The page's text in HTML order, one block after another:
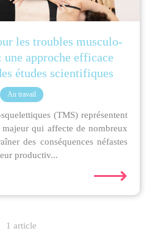
les troubles musculo-
une approche efficace
études scientifiques
Au travail
(TMS) représentent
qui affecte de nombreux
des conséquences néfastes
productiv...
⟶
1 article